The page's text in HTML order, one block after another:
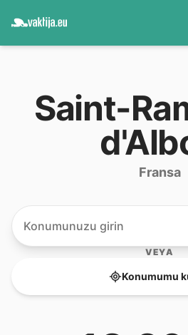
Saint-
Fransa
VEYA
Konumumu